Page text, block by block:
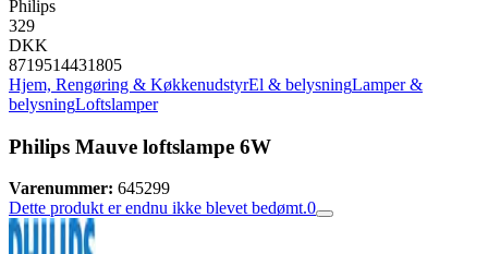
Philips
329
DKK
8719514431805
Hjem, Rengøring & KøkkenudstyrEl & belysningLamper &
belysningLoftslamper
Philips Mauve loftslampe 6W
Varenummer: 645299
Dette produkt er endnu ikke blevet bedømt.0